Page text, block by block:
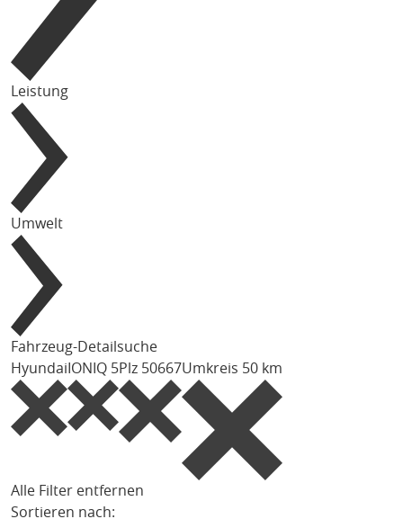
Leistung
Umwelt
Fahrzeug-Detailsuche
HyundaiIONIQ 5Plz 50667Umkreis 50 km
Alle Filter entfernen
Sortieren nach: